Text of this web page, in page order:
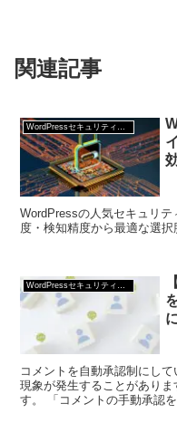
関連記事
WordPressセキュリティ対策
WordPressの人気セキュリ
度・検知精度から最適な選択
コメントを自動承認制にし
現象が発生することがあり
す。 「コメントの手動承認
面にログインして、下図の